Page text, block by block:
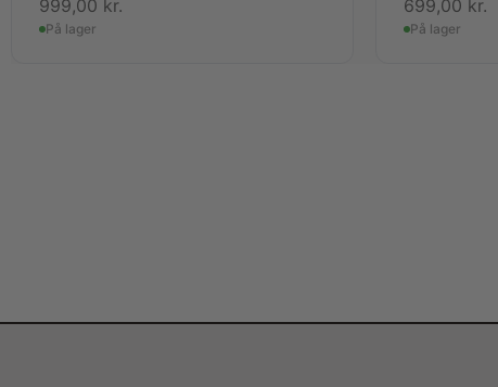
999,00 kr.
På lager
699,00 kr.
På lager